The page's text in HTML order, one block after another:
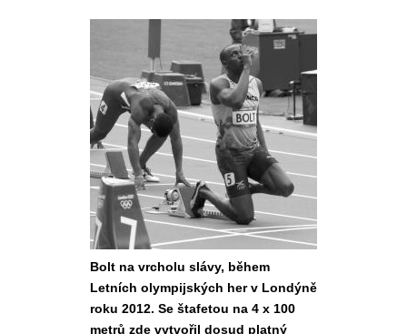
Bolt na vrcholu slávy, během
Letních olympijských her v Londýně
roku 2012. Se štafetou na 4 x 100
metrů zde vytvořil dosud platný